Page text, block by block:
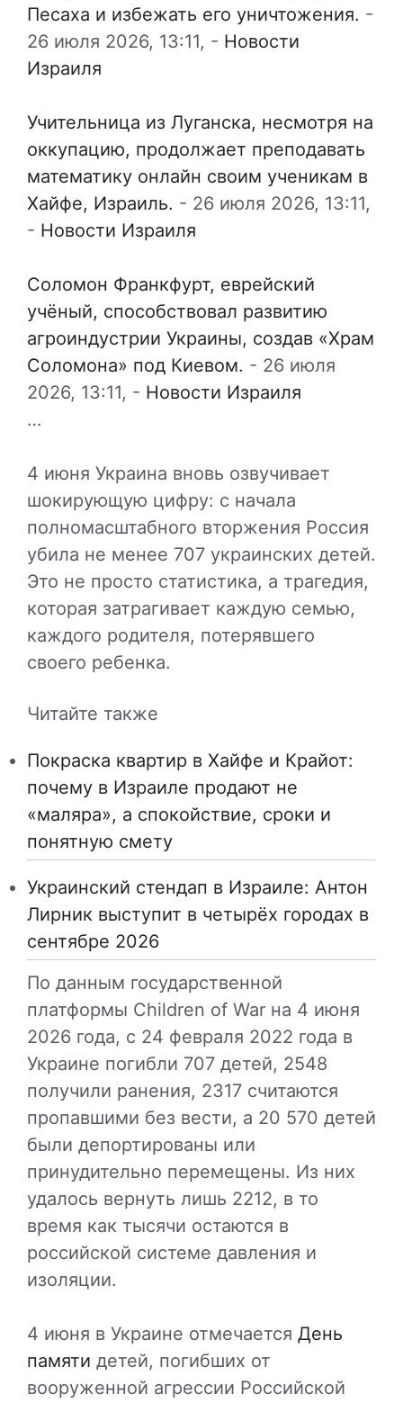
Песаха и избежать его уничтожения. -
26 июля 2026, 13:11, - Новости
Израиля
Учительница из Луганска, несмотря на
оккупацию, продолжает преподавать
математику онлайн своим ученикам в
Хайфе, Израиль. - 26 июля 2026, 13:11,
- Новости Израиля
Соломон Франкфурт, еврейский
учёный, способствовал развитию
агроиндустрии Украины, создав «Храм
Соломона» под Киевом. - 26 июля
2026, 13:11, - Новости Израиля
…
4 июня Украина вновь озвучивает
шокирующую цифру: с начала
полномасштабного вторжения Россия
убила не менее 707 украинских детей.
Это не просто статистика, а трагедия,
которая затрагивает каждую семью,
каждого родителя, потерявшего
своего ребенка.
Читайте также
Покраска квартир в Хайфе и Крайот:
почему в Израиле продают не
«маляра», а спокойствие, сроки и
понятную смету
Украинский стендап в Израиле: Антон
Лирник выступит в четырёх городах в
сентябре 2026
По данным государственной
платформы Children of War на 4 июня
2026 года, с 24 февраля 2022 года в
Украине погибли 707 детей, 2548
получили ранения, 2317 считаются
пропавшими без вести, а 20 570 детей
были депортированы или
принудительно перемещены. Из них
удалось вернуть лишь 2212, в то
время как тысячи остаются в
российской системе давления и
изоляции.
4 июня в Украине отмечается День
памяти детей, погибших от
вооруженной агрессии Российской